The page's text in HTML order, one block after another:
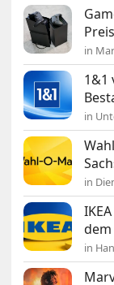
in
1&1
in
in
in